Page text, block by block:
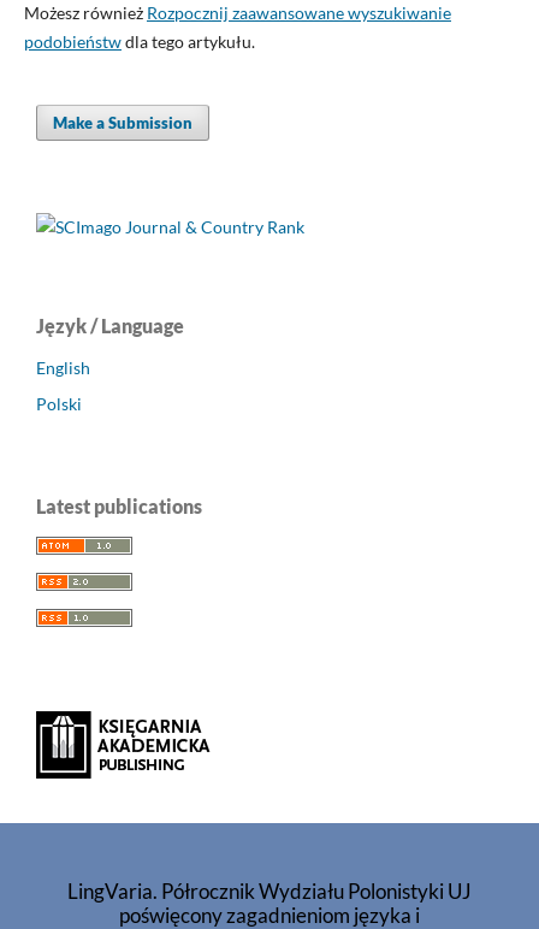
Możesz również Rozpocznij zaawansowane wyszukiwanie
podobieństwdla tego artykułu.
Make a Submission
Język / Language
English
Polski
Latest publications
LingVaria. Półrocznik Wydziału Polonistyki UJ
poświęcony zagadnieniom języka i